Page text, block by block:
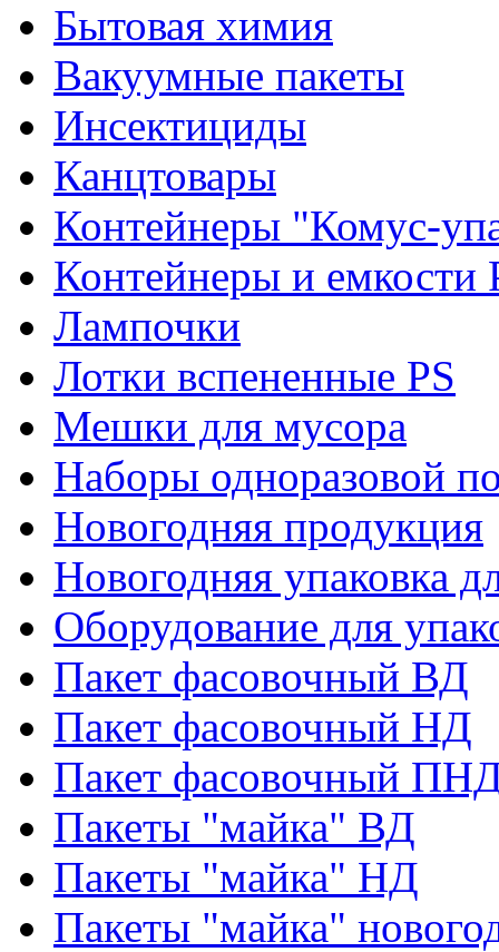
Бытовая химия
Вакуумные пакеты
Инсектициды
Канцтовары
Контейнеры "Комус-
Контейнеры и емкости
Лампочки
Лотки вспененные PS
Мешки для мусора
Наборы одноразовой
Новогодняя продукция
Новогодняя упаковка
Оборудование для
Пакет фасовочный ВД
Пакет фасовочный НД
Пакет фасовочный
Пакеты "майка" ВД
Пакеты "майка" НД
Пакеты "майка"